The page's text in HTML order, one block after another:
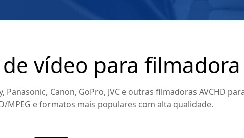
vídeo para filmadora
Panasonic, Canon, GoPro, JVC e outras filmadoras AVCHD
MPEG e formatos mais populares com alta qualidade.